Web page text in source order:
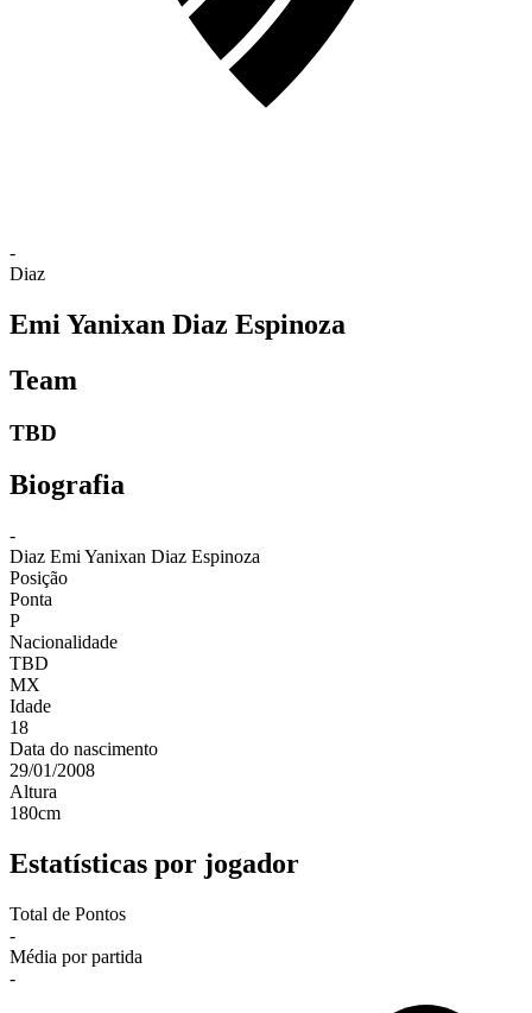
-
Diaz
Emi Yanixan Diaz Espinoza
Team
TBD
Biografia
-
Diaz Emi Yanixan Diaz Espinoza
Posição
Ponta
P
Nacionalidade
TBD
MX
Idade
18
Data do nascimento
29/01/2008
Altura
180cm
Estatísticas por jogador
Total de Pontos
-
Média por partida
-